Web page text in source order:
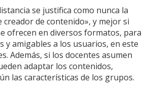
se justifica como nunca la
creador de contenido», y mejor si
ofrecen en diversos formatos, para
y amigables a los usuarios, en este
Además, si los docentes asumen
adaptar los contenidos,
las características de los grupos.